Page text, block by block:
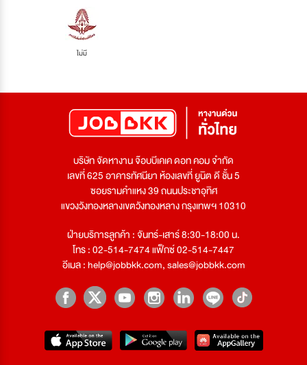
ไม่มี
บริษัท จัดหางาน จ๊อบบีเคเค ดอท คอม จำกัด
เลขที่ 625 อาคารทัศนียา ห้องเลขที่ ยูนิต ดี ชั้น 5
ซอยรามคำแหง 39 ถนนประชาอุทิศ
แขวงวังทองหลางเขตวังทองหลาง กรุงเทพฯ 10310
ฝ่ายบริการลูกค้า : จันทร์-เสาร์ 8:30-18:00 น.
โทร : 02-514-7474 แฟ็กซ์ 02-514-7447
อีเมล :help@jobbkk.com,sales@jobbkk.com